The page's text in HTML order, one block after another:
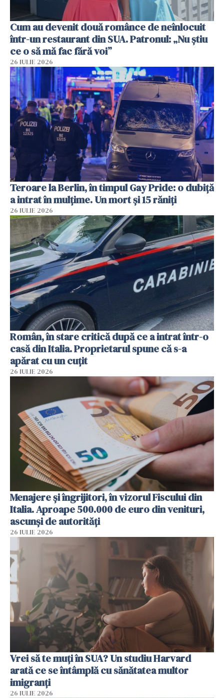
Cum au devenit două românce de neînlocuit
într-un restaurant din SUA. Patronul: „Nu știu
ce o să mă fac fără voi”
26 IULIE 2026
Teroare la Berlin, în timpul Gay Pride: o dubiță
a intrat în mulțime. Un mort și 15 răniți
26 IULIE 2026
Român, în stare critică după ce a intrat într-o
casă din Italia. Proprietarul spune că s-a
apărat cu un cuțit
26 IULIE 2026
Menajere și îngrijitori, în vizorul Fiscului din
Italia. Aproape 500.000 de euro din venituri,
ascunși de autorități
26 IULIE 2026
Vrei să te muți în SUA? Un studiu Harvard
arată ce se întâmplă cu sănătatea multor
imigranți
26 IULIE 2026